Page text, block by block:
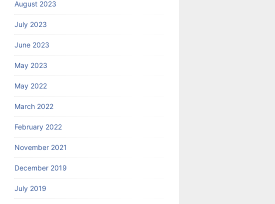
August 2023
July 2023
June 2023
May 2023
May 2022
March 2022
February 2022
November 2021
December 2019
July 2019